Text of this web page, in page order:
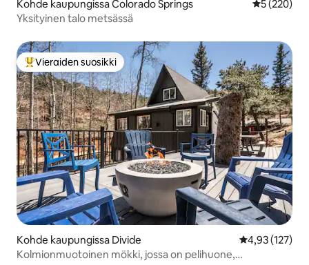
Kohde kaupungissa Colorado Springs
5 (220)
Yksityinen talo metsässä
Vieraiden suosikkien parhaimmistoa
Vieraiden suosikki
Kohde kaupungissa Divide
4,93 (127)
Kolmionmuotoinen mökki, jossa on pelihuone,